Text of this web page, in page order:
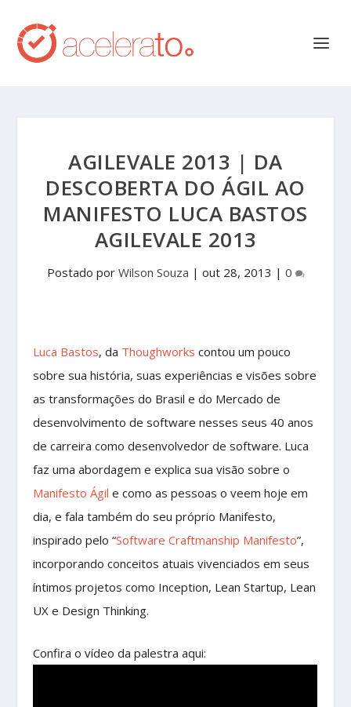
AGILEVALE 2013 | DA
DESCOBERTA DO ÁGIL AO
MANIFESTO LUCA BASTOS
AGILEVALE 2013
Postado por Wilson Souza | out 28, 2013 | 0
Luca Bastos, da Thoughworks contou um pouco
sobre sua história, suas experiências e visões sobre
as transformações do Brasil e do Mercado de
desenvolvimento de software nesses seus 40 anos
de carreira como desenvolvedor de software. Luca
faz uma abordagem e explica sua visão sobre o
Manifesto Ágil e como as pessoas o veem hoje em
dia, e fala também do seu próprio Manifesto,
inspirado pelo “Software Craftmanship Manifesto”,
incorporando conceitos atuais vivenciados em seus
íntimos projetos como Inception, Lean Startup, Lean
UX e Design Thinking.
Confira o vídeo da palestra aqui: